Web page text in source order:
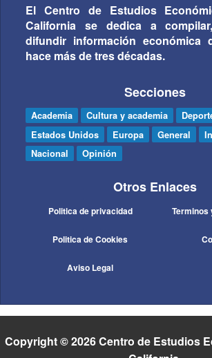
El Centro de Estudios
California se dedica a
difundir información económica
hace más de tres décadas.
Secciones
Academia Cultura y academia
Estados Unidos
Europa General
Nacional
Opinión
Otros Enlaces
Politica de privacidad
Politica de Cookies
Aviso Legal
Terminos
Copyright © 2026 Centro de Estudios